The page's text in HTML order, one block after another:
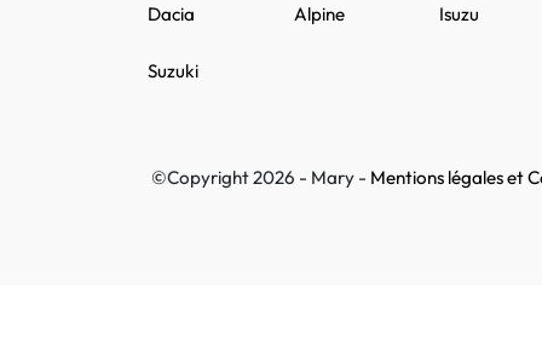
Dacia Alpine Isuzu
Suzuki
©Copyright 2026 - Mary - Mentions légales et